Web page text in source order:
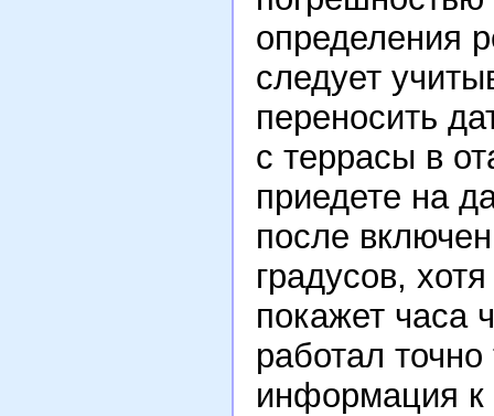
определения
следует
переносить
с террасы в
приедете на
после
градусов,
покажет часа
работал
информация к